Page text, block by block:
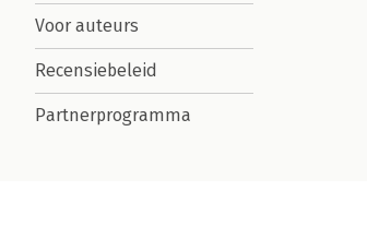
Voor auteurs
Recensiebeleid
Partnerprogramma